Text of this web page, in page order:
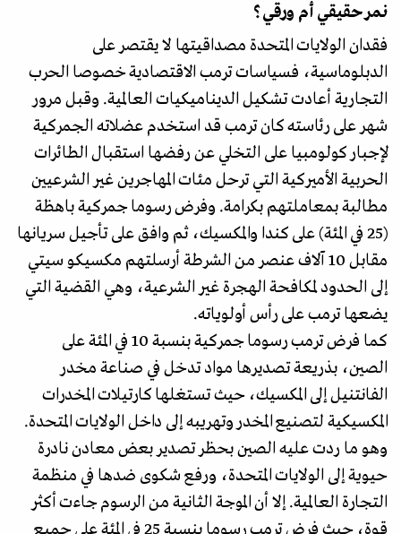
نمر حقيقي أم ورقي؟
فقدان الولايات المتحدة مصداقيتها لا يقتصر على
الدبلوماسية، فسياسات ترمب الاقتصادية خصوصا الحرب
التجارية أعادت تشكيل الديناميكيات العالمية. وقبل مرور
شهر على رئاسته كان ترمب قد استخدم عضلاته الجمركية
لإجبار كولومبيا على التخلي عن رفضها استقبال الطائرات
الحربية الأميركية التي ترحل مئات المهاجرين غير الشرعيين
مطالبة بمعاملتهم بكرامة. وفرض رسوما جمركية باهظة
(25 في المئة) على كندا والمكسيك، ثم وافق على تأجيل سريانها
مقابل 10 آلاف عنصر من الشرطة أرسلتهم مكسيكو سيتي
إلى الحدود لمكافحة الهجرة غير الشرعية، وهي القضية التي
يضعها ترمب على رأس أولوياته.
كما فرض ترمب رسوما جمركية بنسبة 10 في المئة على
الصين، بذريعة تصديرها مواد تدخل في صناعة مخدر
الفانتنيل إلى المكسيك، حيث تستغلها كارتيلات المخدرات
المكسيكية لتصنيع المخدر وتهريبه إلى داخل الولايات المتحدة.
وهو ما ردت عليه الصين بحظر تصدير بعض معادن نادرة
حيوية إلى الولايات المتحدة، ورفع شكوى ضدها في منظمة
التجارة العالمية. إلا أن الموجة الثانية من الرسوم جاءت أكثر
قوة، حيث فرض ترمب رسوما بنسبة 25 في المئة على جميع